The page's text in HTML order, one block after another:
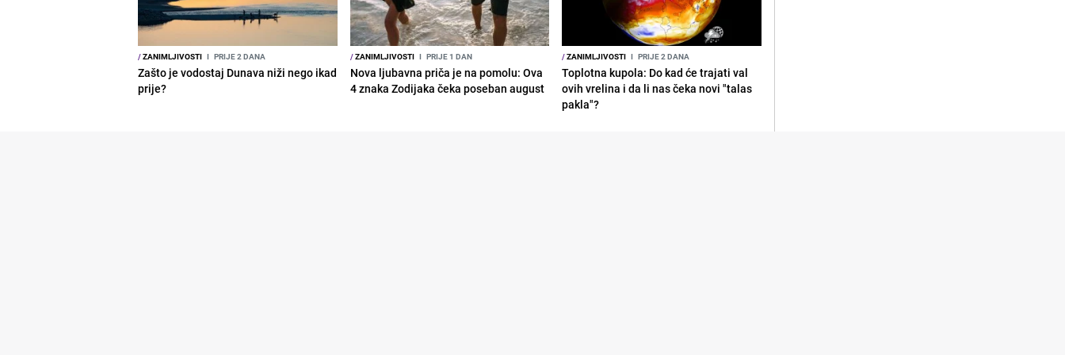
/ZANIMLJIVOSTI I PRIJE 2 DANA
Zašto je vodostaj Dunava niži nego ikad
prije?
/ZANIMLJIVOSTI I PRIJE 1 DAN
Nova ljubavna priča je na pomolu: Ova
4 znaka Zodijaka čeka poseban august
/ZANIMLJIVOSTI I PRIJE 2 DANA
Toplotna kupola: Do kad će trajati val
ovih vrelina i da li nas čeka novi "talas
pakla"?